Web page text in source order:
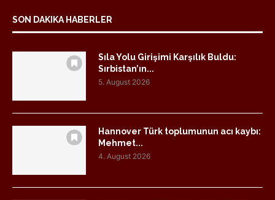
SON DAKIKA HABERLER
Sıla Yolu Girişimi Karşılık Buldu:
Sırbistan’ın...
5. August 2026
Hannover Türk toplumunun acı kaybı:
Mehmet...
4. August 2026